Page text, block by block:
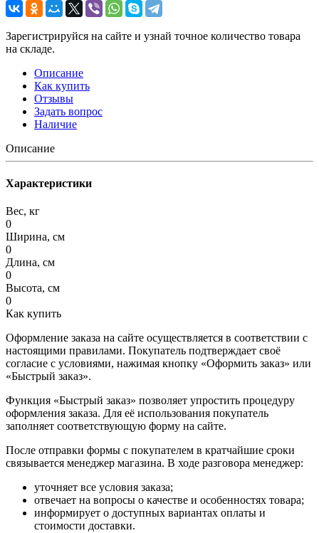
Зарегистрируйся на сайте и узнай точное количество товара
на складе.
Описание
Как купить
Отзывы
Задать вопрос
Наличие
Описание
Характеристики
Вес, кг
0
Ширина, см
0
Длина, см
0
Высота, см
0
Как купить
Оформление заказа на сайте осуществляется в соответствии с
настоящими правилами. Покупатель подтверждает своё
согласие с условиями, нажимая кнопку «Оформить заказ» или
«Быстрый заказ».
Функция «Быстрый заказ» позволяет упростить процедуру
оформления заказа. Для её использования покупатель
заполняет соответствующую форму на сайте.
После отправки формы с покупателем в кратчайшие сроки
связывается менеджер магазина. В ходе разговора менеджер:
уточняет все условия заказа;
отвечает на вопросы о качестве и особенностях товара;
информирует о доступных вариантах оплаты и
стоимости доставки.